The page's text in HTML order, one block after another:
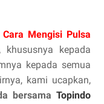
Cara Mengisi Pulsa
kepada
kepada semua
kami ucapkan,
bersama Topindo